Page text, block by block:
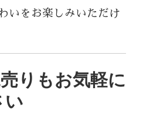
いをお楽しみいただけ
りもお気軽に
い